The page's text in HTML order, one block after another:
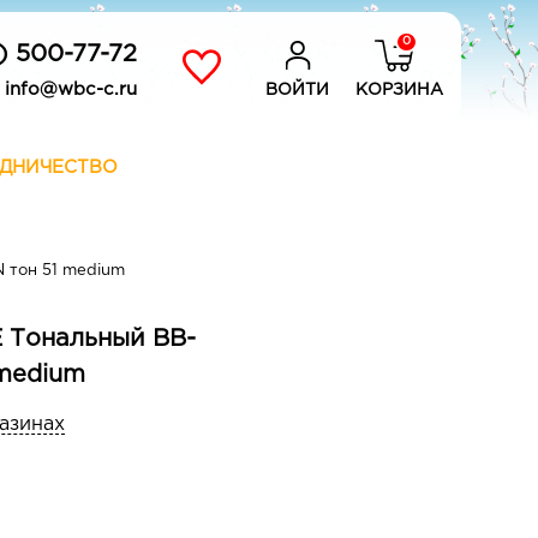
500-77-72
c.ru ВОЙТИ
0
КОРЗИНА
тон 51 medium
Тональный BB-